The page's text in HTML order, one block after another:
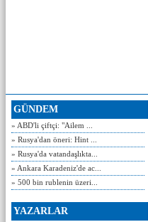
GÜNDEM
» ABD'li çiftçi: "Ailem ...
» Rusya'dan öneri: Hint ...
» Rusya'da vatandaşlıkta...
» Ankara Karadeniz'de ac...
» 500 bin rublenin üzeri...
YAZARLAR